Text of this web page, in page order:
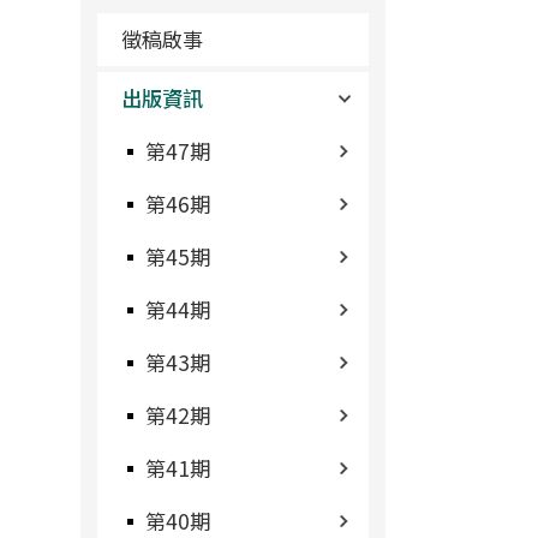
徵稿啟事
出版資訊
第47期
第46期
第45期
第44期
第43期
第42期
第41期
第40期